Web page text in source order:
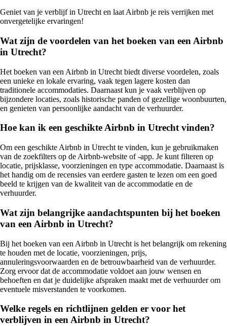
Geniet van je verblijf in Utrecht en laat Airbnb je reis verrijken met
onvergetelijke ervaringen!
Wat zijn de voordelen van het boeken van een Airbnb
in Utrecht?
Het boeken van een Airbnb in Utrecht biedt diverse voordelen, zoals
een unieke en lokale ervaring, vaak tegen lagere kosten dan
traditionele accommodaties. Daarnaast kun je vaak verblijven op
bijzondere locaties, zoals historische panden of gezellige woonbuurten,
en genieten van persoonlijke aandacht van de verhuurder.
Hoe kan ik een geschikte Airbnb in Utrecht vinden?
Om een geschikte Airbnb in Utrecht te vinden, kun je gebruikmaken
van de zoekfilters op de Airbnb-website of -app. Je kunt filteren op
locatie, prijsklasse, voorzieningen en type accommodatie. Daarnaast is
het handig om de recensies van eerdere gasten te lezen om een goed
beeld te krijgen van de kwaliteit van de accommodatie en de
verhuurder.
Wat zijn belangrijke aandachtspunten bij het boeken
van een Airbnb in Utrecht?
Bij het boeken van een Airbnb in Utrecht is het belangrijk om rekening
te houden met de locatie, voorzieningen, prijs,
annuleringsvoorwaarden en de betrouwbaarheid van de verhuurder.
Zorg ervoor dat de accommodatie voldoet aan jouw wensen en
behoeften en dat je duidelijke afspraken maakt met de verhuurder om
eventuele misverstanden te voorkomen.
Welke regels en richtlijnen gelden er voor het
verblijven in een Airbnb in Utrecht?